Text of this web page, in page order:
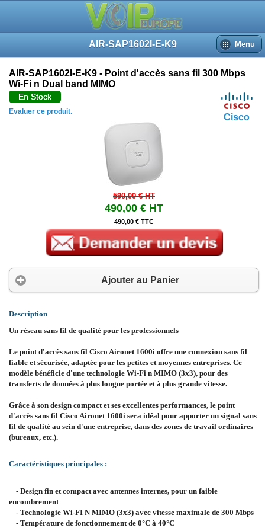
AIR-SAP1602I-E-K9 Menu
Cisco
AIR-SAP1602I-E-K9 - Point d'accès sans fil 300 Mbps
Wi-Fi n Dual band MIMO
En Stock
Evaluer ce produit.
590,00 €HT
490,00 € HT
490,00 € TTC
Ajouter au Panier
Description
Un réseau sans fil de qualité pour les professionnels
Le point d'accès sans fil Cisco Aironet 1600i offre une connexion sans fil
fiable et sécurisée, adaptée pour les petites et moyennes entreprises. Ce
modèle bénéficie d'une technologie Wi-Fi n MIMO (3x3), pour des
transferts de données à plus longue portée et à plus grande vitesse.
Grâce à son design compact et ses excellentes performances, le point
d'accès sans fil Cisco Aironet 1600i sera idéal pour apporter un signal sans
fil de qualité au sein d'une entreprise, dans des zones de travail ordinaires
(bureaux, etc.).
Caractéristiques principales :
- Design fin et compact avec antennes internes, pour un faible
encombrement
- Technologie Wi-FI N MIMO (3x3) avec vitesse maximale de 300 Mbps
- Température de fonctionnement de 0°C à 40°C